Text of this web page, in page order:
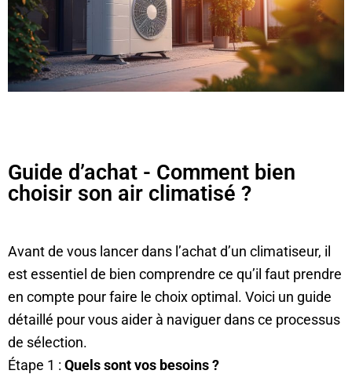
Guide d’achat - Comment bien
choisir son air climatisé ?
Avant de vous lancer dans l’achat d’un climatiseur, il
est essentiel de bien comprendre ce qu’il faut prendre
en compte pour faire le choix optimal. Voici un guide
détaillé pour vous aider à naviguer dans ce processus
de sélection.
Étape 1 : Quels sont vos besoins ?